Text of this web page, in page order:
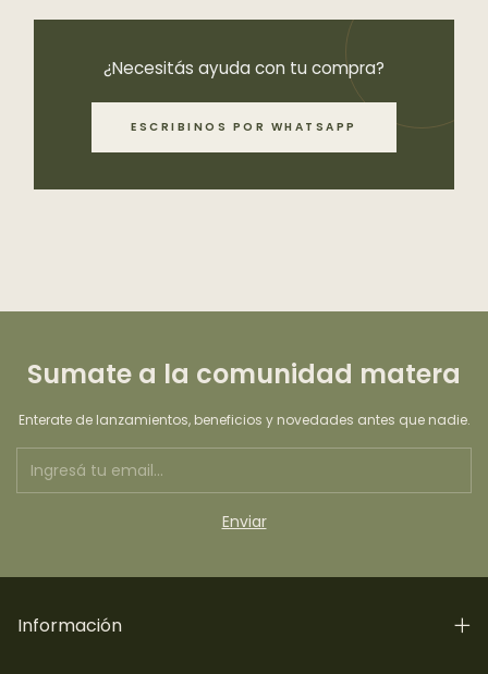
¿Necesitás ayuda con tu compra?
ESCRIBINOS POR WHATSAPP
Sumate a la comunidad matera
Enterate de lanzamientos, beneficios y novedades antes que nadie.
Información